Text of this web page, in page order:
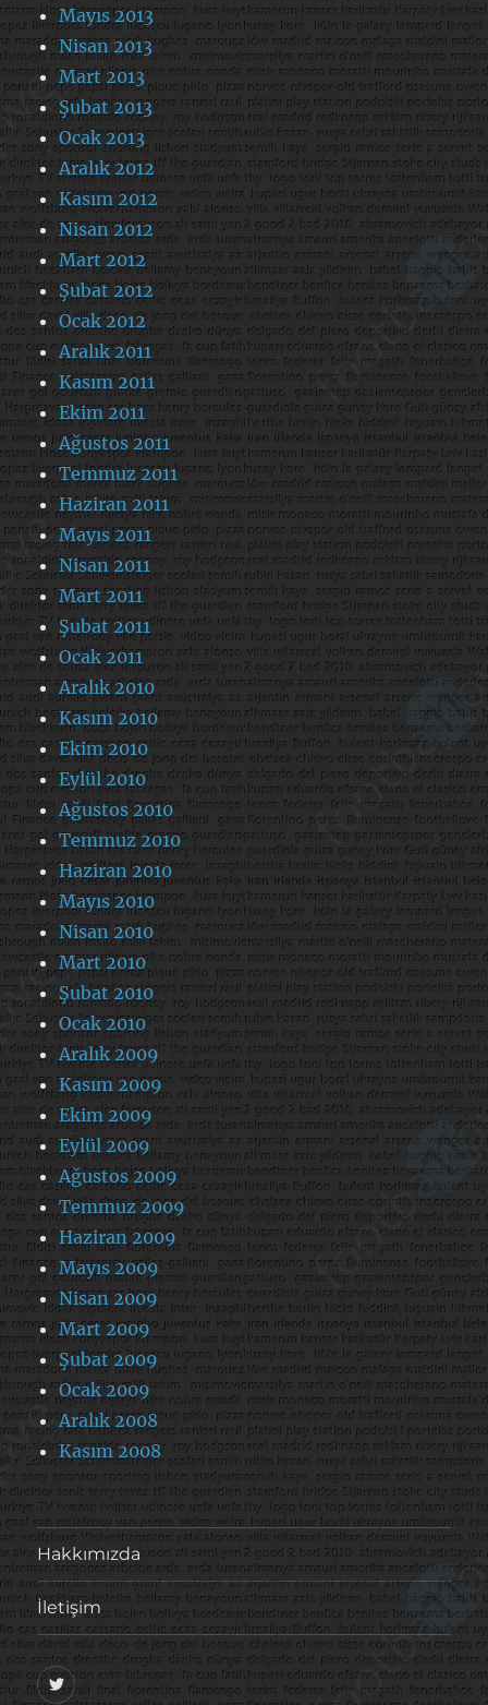
Mayıs 2013
Nisan 2013
Mart 2013
Şubat 2013
Ocak 2013
Aralık 2012
Kasım 2012
Nisan 2012
Mart 2012
Şubat 2012
Ocak 2012
Aralık 2011
Kasım 2011
Ekim 2011
Ağustos 2011
Temmuz 2011
Haziran 2011
Mayıs 2011
Nisan 2011
Mart 2011
Şubat 2011
Ocak 2011
Aralık 2010
Kasım 2010
Ekim 2010
Eylül 2010
Ağustos 2010
Temmuz 2010
Haziran 2010
Mayıs 2010
Nisan 2010
Mart 2010
Şubat 2010
Ocak 2010
Aralık 2009
Kasım 2009
Ekim 2009
Eylül 2009
Ağustos 2009
Temmuz 2009
Haziran 2009
Mayıs 2009
Nisan 2009
Mart 2009
Şubat 2009
Ocak 2009
Aralık 2008
Kasım 2008
Hakkımızda
İletişim
@footballove